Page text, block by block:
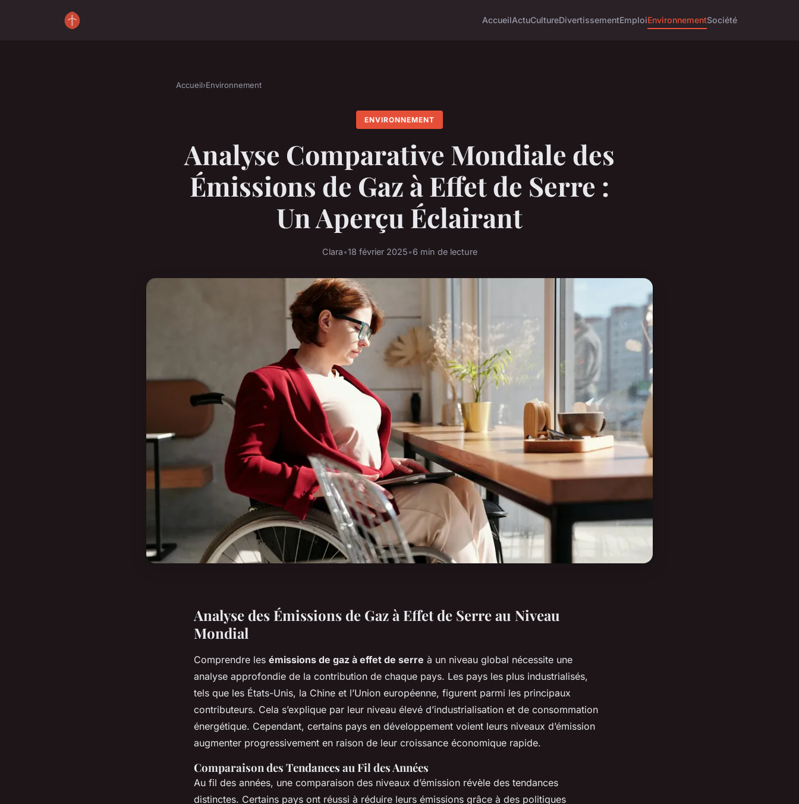
AccueilActuCultureDivertissementEmploiEnvironnementSociété
Accueil›Environnement
ENVIRONNEMENT
Analyse Comparative Mondiale des
Émissions de Gaz à Effet de Serre :
Un Aperçu Éclairant
Clara•18 février 2025•6 min de lecture
Analyse des Émissions de Gaz à Effet de Serre au Niveau
Mondial
Comprendre les émissions de gaz à effet de serre à un niveau global nécessite une
analyse approfondie de la contribution de chaque pays. Les pays les plus industrialisés,
tels que les États-Unis, la Chine et l’Union européenne, figurent parmi les principaux
contributeurs. Cela s’explique par leur niveau élevé d’industrialisation et de consommation
énergétique. Cependant, certains pays en développement voient leurs niveaux d’émission
augmenter progressivement en raison de leur croissance économique rapide.
Comparaison des Tendances au Fil des Années
Au fil des années, une comparaison des niveaux d’émission révèle des tendances
distinctes. Certains pays ont réussi à réduire leurs émissions grâce à des politiques